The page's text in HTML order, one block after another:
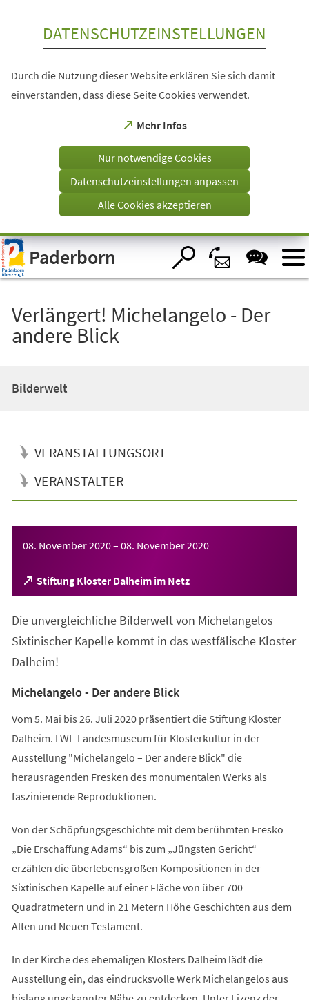
Visuelle
Assistenzsoftware
öffnen.
DATENSCHUTZEINSTELLUNGEN
Durch die Nutzung dieser Website erklären Sie sich damit
einverstanden, dass diese Seite Cookies verwendet.
Mehr Infos
(Öffnet
einem
Tab)
Nur notwendige Cookies
Datenschutzeinstellungen anpassen
Alle Cookies akzeptieren
Paderborn
Verlängert! Michelangelo - Der
andere Blick
Bilderwelt
VERANSTALTUNGSORT
VERANSTALTER
08. November 2020– 08. November 2020
Stiftung Kloster Dalheim im Netz
(Öffnet
in
neuen
Tab)
Die unvergleichliche Bilderwelt von Michelangelos
Sixtinischer Kapelle kommt in das westfälische Kloster
Dalheim!
Michelangelo - Der andere Blick
Vom 5. Mai bis 26. Juli 2020 präsentiert die Stiftung Kloster
Dalheim. LWL-Landesmuseum für Klosterkultur in der
Ausstellung "Michelangelo – Der andere Blick" die
herausragenden Fresken des monumentalen Werks als
faszinierende Reproduktionen.
Von der Schöpfungsgeschichte mit dem berühmten Fresko
„Die Erschaffung Adams“ bis zum „Jüngsten Gericht“
erzählen die überlebensgroßen Kompositionen in der
Sixtinischen Kapelle auf einer Fläche von über 700
Quadratmetern und in 21 Metern Höhe Geschichten aus dem
Alten und Neuen Testament.
In der Kirche des ehemaligen Klosters Dalheim lädt die
Ausstellung ein, das eindrucksvolle Werk Michelangelos aus